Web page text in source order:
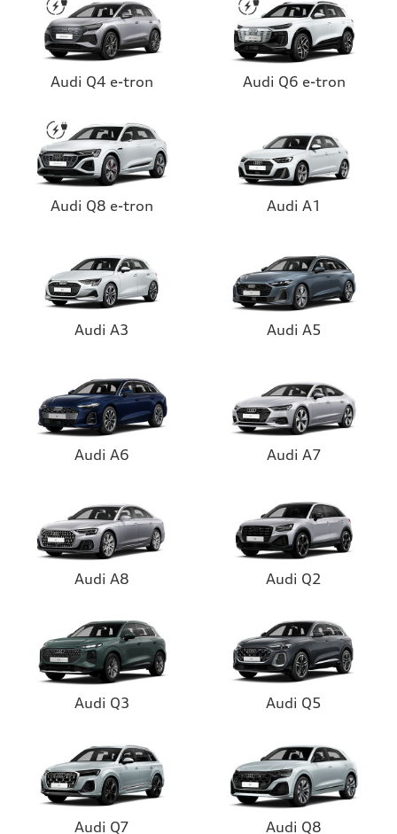
Audi Q4 e-tron Audi Q6 e-tron
Audi Q8 e-tron Audi A1
Audi A3 Audi A5
Audi A6 Audi A7
Audi A8 Audi Q2
Audi Q3 Audi Q5
Audi Q7 Audi Q8